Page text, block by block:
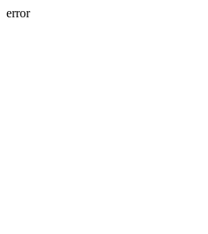
error